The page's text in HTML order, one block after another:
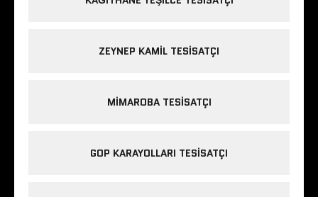
ZEYNEP KAMIL TESISATÇI
MIMAROBA TESISATÇI
GOP KARAYOLLARI TESISATÇI